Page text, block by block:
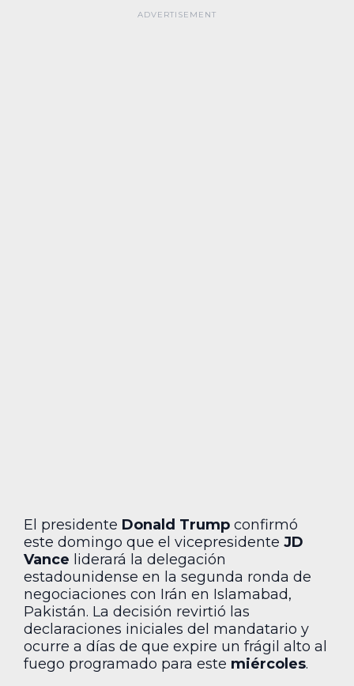
El presidente Donald Trump confirmó
este domingo que el vicepresidente JD
Vance liderará la delegación
estadounidense en la segunda ronda de
negociaciones con Irán en Islamabad,
Pakistán. La decisión revirtió las
declaraciones iniciales del mandatario y
ocurre a días de que expire un frágil alto al
fuego programado para este miércoles.